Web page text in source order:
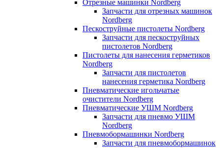
Отрезные машинки Nordberg
Запчасти для отрезных машинок
Nordberg
Пескоструйные пистолеты Nordberg
Запчасти для пескоструйных
пистолетов Nordberg
Пистолеты для нанесения герметиков
Nordberg
Запчасти для пистолетов
нанесения герметика Nordberg
Пневматические игольчатые
очистители Nordberg
Пневматические УШМ Nordberg
Запчасти для пневмо УШМ
Nordberg
Пневмобормашинки Nordberg
Запчасти для пневмобормашинок